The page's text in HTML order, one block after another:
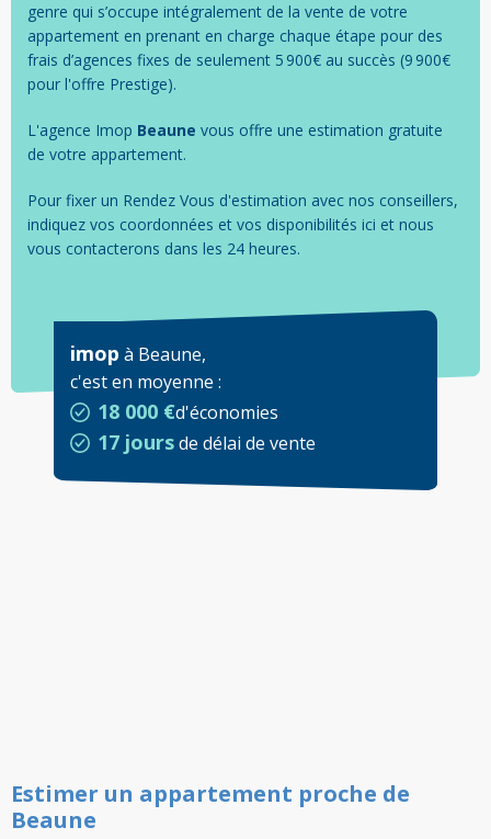
genre qui s’occupe intégralement de la vente de votre
appartement en prenant en charge chaque étape pour des
frais d’agences fixes de seulement 5 900€ au succès (9 900€
pour l'offre Prestige).
L'agence Imop Beaune vous offre une estimation gratuite
de votre appartement.
Pour fixer un Rendez Vous d'estimation avec nos conseillers,
indiquez vos coordonnées et vos disponibilités ici et nous
vous contacterons dans les 24 heures.
imop à Beaune,
c'est en moyenne :
18 000 €d'économies
17 joursde délai de vente
Estimer un appartement proche de
Beaune